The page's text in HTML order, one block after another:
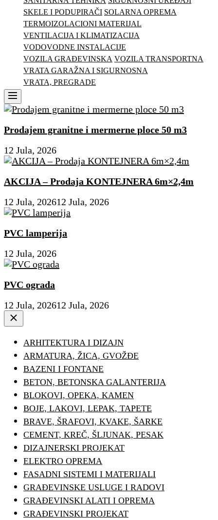
SKELE I PODUPIRAČI SOLARNA OPREMA
TERMOIZOLACIONI MATERIJAL
VENTILACIJA I KLIMATIZACIJA
VODOVODNE INSTALACIJE
VOZILA GRAĐEVINSKA VOZILA TRANSPORTNA
VRATA GARAŽNA I SIGURNOSNA
VRATA, PREGRADE
Menu
Prodajem granitne i mermerne ploce 50 m3
12 Jula, 2026
AKCIJA – Prodaja KONTEJNERA 6m×2,4m
12 Jula, 202612 Jula, 2026
PVC lamperija
12 Jula, 2026
PVC ograda
12 Jula, 202612 Jula, 2026
Close
ARHITEKTURA I DIZAJN
ARMATURA, ŽICA, GVOŽĐE
BAZENI I FONTANE
BETON, BETONSKA GALANTERIJA
BLOKOVI, OPEKA, KAMEN
BOJE, LAKOVI, LEPAK, TAPETE
BRAVE, ŠRAFOVI, KVAKE, ŠARKE
CEMENT, KREČ, ŠLJUNAK, PESAK
DIZAJNERSKI PROJEKAT
ELEKTRO OPREMA
FASADNI SISTEMI I MATERIJALI
GRAĐEVINSKE USLUGE I RADOVI
GRAĐEVINSKI ALATI I OPREMA
GRAĐEVINSKI PROJEKAT